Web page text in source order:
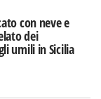
con neve e
dei
umili in Sicilia